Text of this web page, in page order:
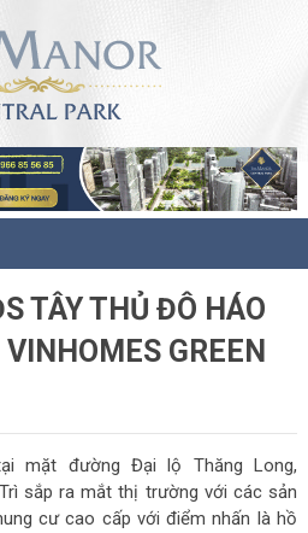
TÂY THỦ ĐÔ HÁO
GREEN
mặt đường Đại lộ Thăng Long,
sắp ra mắt thị trường với các sản
cư cao cấp với điểm nhấn là hồ